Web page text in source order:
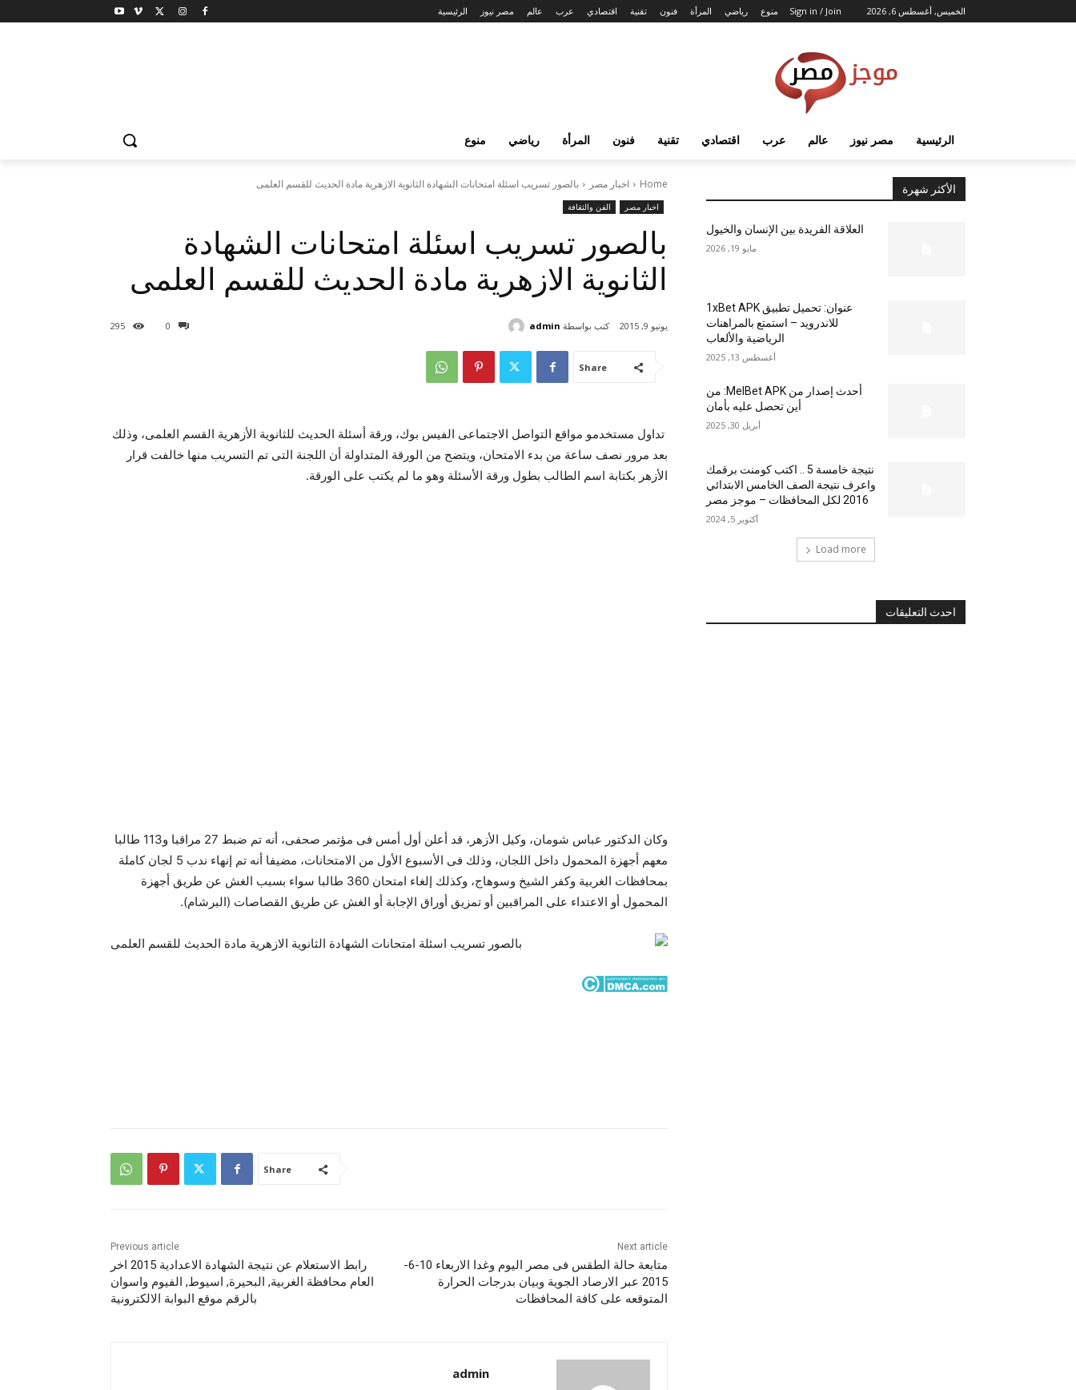
الخميس, أغسطس 6, 2026 Sign in / Join الرئيسية مصر نيوز عالم عرب اقتصادي تقنية فنون المرأة رياضي منوع
الرئيسية مصر نيوز عالم عرب اقتصادي تقنية فنون المرأة رياضي منوع
Home اخبار مصر بالصور تسريب اسئلة امتحانات الشهادة الثانوية الازهرية مادة الحديث للقسم العلمى
اخبار مصر الفن والثقافة
بالصور تسريب اسئلة امتحانات الشهادة
الثانوية الازهرية مادة الحديث للقسم العلمى
0
295 يونيو 9, 2015 كتب بواسطة admin
Share
تداول مستخدمو مواقع التواصل الاجتماعى الفيس بوك، ورقة أسئلة الحديث للثانوية الأزهرية القسم العلمى، وذلك
بعد مرور نصف ساعة من بدء الامتحان، ويتضح من الورقة المتداولة أن اللجنة التى تم التسريب منها خالفت قرار
الأزهر بكتابة اسم الطالب بطول ورقة الأسئلة وهو ما لم يكتب على الورقة.
وكان الدكتور عباس شومان، وكيل الأزهر، قد أعلن أول أمس فى مؤتمر صحفى، أنه تم ضبط 27 مراقبا و113 طالبا
معهم أجهزة المحمول داخل اللجان، وذلك فى الأسبوع الأول من الامتحانات، مضيفا أنه تم إنهاء ندب 5 لجان كاملة
بمحافظات الغربية وكفر الشيخ وسوهاج، وكذلك إلغاء امتحان 360 طالبا سواء بسبب الغش عن طريق أجهزة
المحمول أو الاعتداء على المراقبين أو تمزيق أوراق الإجابة أو الغش عن طريق القصاصات (البرشام).
Share
Previous article
رابط الاستعلام عن نتيجة الشهادة الاعدادية 2015 اخر
العام محافظة الغربية, البحيرة, اسيوط, الفيوم واسوان
بالرقم موقع البوابة الالكترونية
Next article
متابعة حالة الطقس فى مصر اليوم وغدا الاربعاء 10-6-
2015 عبر الارصاد الجوية وبيان بدرجات الحرارة
المتوقعه على كافة المحافظات
admin
الأكثر شهرة
العلاقة الفريدة بين الإنسان والخيول
مايو 19, 2026
عنوان: تحميل تطبيق 1xBet APK
للاندرويد – استمتع بالمراهنات
الرياضية والألعاب
أغسطس 13, 2025
أحدث إصدار من MelBet APK: من
أين تحصل عليه بأمان
أبريل 30, 2025
نتيجة خامسة 5 .. اكتب كومنت برقمك
واعرف نتيجة الصف الخامس الابتدائي
2016 لكل المحافظات – موجز مصر
أكتوبر 5, 2024
Load more
احدث التعليقات